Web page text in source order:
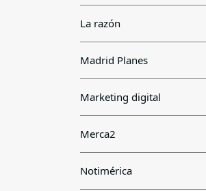
La razón
Madrid Planes
Marketing digital
Merca2
Notimérica